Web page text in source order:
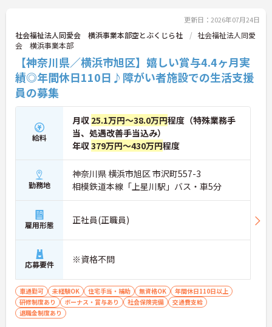
更新日：2026年07月24日
社会福祉法人同愛会 横浜事業本部空とぶくじら社
社会福祉法人同愛
会 横浜事業本部
【神奈川県／横浜市旭区】嬉しい賞与4.4ヶ月実
績◎年間休日110日♪障がい者施設での生活支援
員の募集
給料
月収 25.1万円～38.0万円程度（特殊業務手
当、処遇改善手当込み）
年収379万円～430万円程度
勤務地
神奈川県 横浜市旭区 市沢町557-3
相模鉄道本線「上星川駅」バス・車5分
雇用形態 正社員(正職員)
応募要件 ※資格不問
車通勤可 未経験OK 住宅手当・補助 無資格OK
年間休日110日以上
研修制度あり
ボーナス・賞与あり 社会保険完備
交通費支給
退職金制度あり